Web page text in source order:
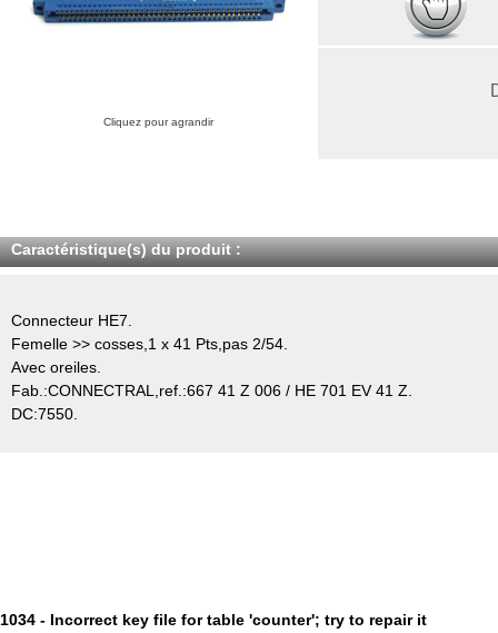
Cliquez pour agrandir
Caractéristique(s) du produit :
Connecteur HE7.
Femelle >> cosses,1 x 41 Pts,pas 2/54.
Avec oreiles.
Fab.:CONNECTRAL,ref.:667 41 Z 006 / HE 701 EV 41 Z.
DC:7550.
1034 - Incorrect key file for table 'counter'; try to repair it